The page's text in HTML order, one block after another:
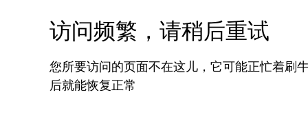
访问频繁，请稍后重试
您所要访问的页面不在这儿，它可能正忙着刷
后就能恢复正常